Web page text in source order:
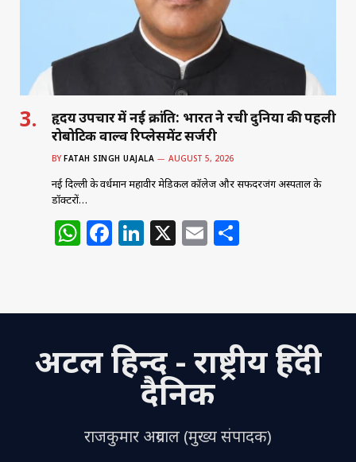
k
हृदय उपचार में नई क्रांति: भारत ने रची दुनिया की पहली
रोबोटिक वाल्व रिप्लेसमेंट सर्जरी
BY FATAH SINGH UAJALA AUGUST 5, 2026
नई दिल्ली के वर्धमान महावीर मेडिकल कॉलेज और सफदरजंग अस्पताल के
डॉक्टरों…
W
s
p
p
F
e
o
o
Li
e
n
X E
l e
अटल हिन्द - राष्ट्रीय हिंदी
दैनिक
राजकुमार अग्रवाल (मुख्य संपादक)